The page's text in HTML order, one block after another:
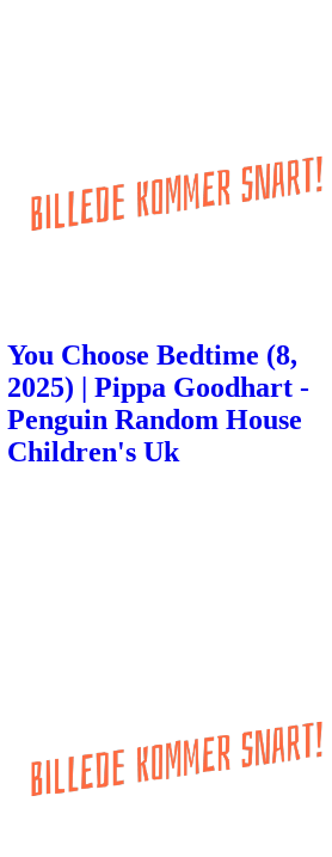
You Choose Bedtime (8,
2025) | Pippa Goodhart -
Penguin Random House
Children's Uk